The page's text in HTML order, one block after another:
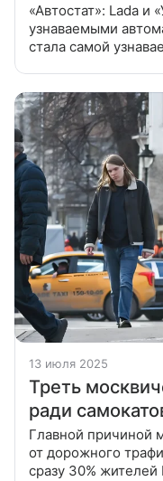
«Автостат»: Lada и
узнаваемыми
стала самой
13 июля 2025
Треть
ради
Главной причиной
от дорожного
сразу 30%